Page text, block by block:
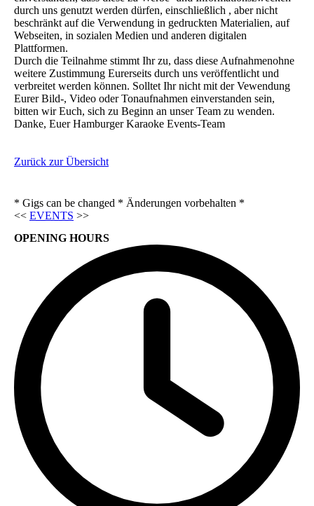
durch uns genutzt werden dürfen, einschließlich , aber nicht
beschränkt auf die Verwendung in gedruckten Materialien, auf
Webseiten, in sozialen Medien und anderen digitalen
Plattformen.
Durch die Teilnahme stimmt Ihr zu, dass diese Aufnahmenohne
weitere Zustimmung Eurerseits durch uns veröffentlicht und
verbreitet werden können. Solltet Ihr nicht mit der Vewendung
Eurer Bild-, Video oder Tonaufnahmen einverstanden sein,
bitten wir Euch, sich zu Beginn an unser Team zu wenden.
Danke, Euer Hamburger Karaoke Events-Team
Zurück zur Übersicht
* Gigs can be changed * Änderungen vorbehalten *
<< EVENTS >>
OPENING HOURS